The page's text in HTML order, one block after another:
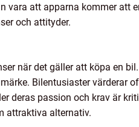
att apparna kommer att
och attityder.
när det gäller att köpa en
Bilentusiaster värderar
deras passion och krav är
attraktiva alternativ.